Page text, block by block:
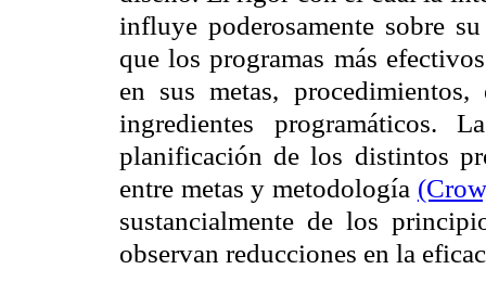
influye poderosamente sobre
que los programas más
en sus metas,
ingredientes programáticos.
planificación de los distintos
entre metas y metodología
sustancialmente de los
observan reducciones en la